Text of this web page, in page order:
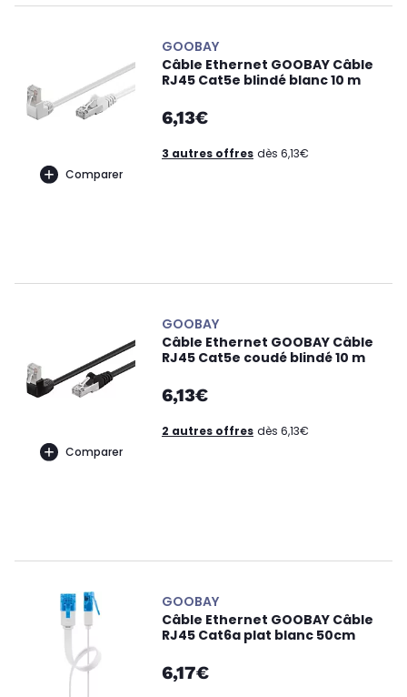
Comparer
GOOBAY
Câble Ethernet GOOBAY Câble
RJ45 Cat5e blindé blanc 10 m
6,13€
3 autres offres dès 6,13€
Comparer
GOOBAY
Câble Ethernet GOOBAY Câble
RJ45 Cat5e coudé blindé 10 m
6,13€
2 autres offres dès 6,13€
GOOBAY
Câble Ethernet GOOBAY Câble
RJ45 Cat6a plat blanc 50cm
6,17€